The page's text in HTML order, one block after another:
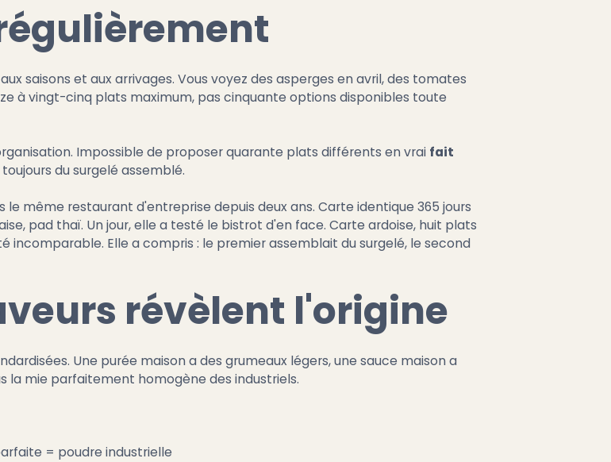
saisons et aux arrivages. Vous voyez des asperges en avril, des tomates
à vingt-cinq plats maximum, pas cinquante options disponibles toute
Impossible de proposer quarante plats différents en vrai fait
du surgelé assemblé.
même restaurant d'entreprise depuis deux ans. Carte identique 365 jours
pad thaï. Un jour, elle a testé le bistrot d'en face. Carte ardoise, huit plats
incomparable. Elle a compris : le premier assemblait du surgelé, le second
révèlent l'origine
Une purée maison a des grumeaux légers, une sauce maison a
la mie parfaitement homogène des industriels.
= poudre industrielle